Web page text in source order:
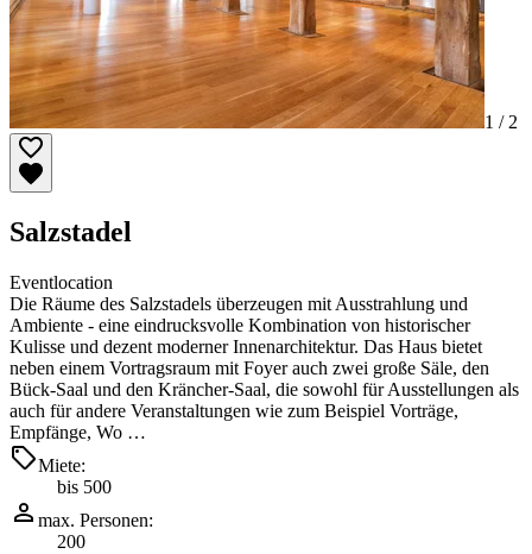
1 / 2
Salzstadel
Eventlocation
Die Räume des Salzstadels überzeugen mit Ausstrahlung und
Ambiente - eine eindrucksvolle Kombination von historischer
Kulisse und dezent moderner Innenarchitektur. Das Haus bietet
neben einem Vortragsraum mit Foyer auch zwei große Säle, den
Bück-Saal und den Kräncher-Saal, die sowohl für Ausstellungen als
auch für andere Veranstaltungen wie zum Beispiel Vorträge,
Empfänge, Wo …
Miete:
bis 500
max. Personen:
200